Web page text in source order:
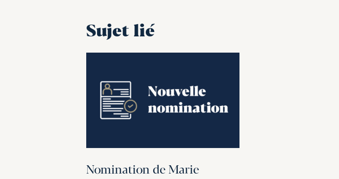
Sujet lié
Nomination de Marie